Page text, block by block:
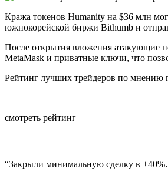
Кража токенов Humanity на $36 млн
южнокорейской биржи Bithumb и
После открытия вложения атакующие
MetaMask и приватные ключи, что
Рейтинг лучших трейдеров по мнению
смотреть рейтинг
“Закрыли минимальную сделку в